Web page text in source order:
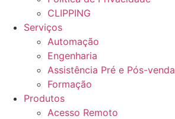
CLIPPING
Serviços
Automação
Engenharia
Assistência Pré e Pós-venda
Formação
Produtos
Acesso Remoto